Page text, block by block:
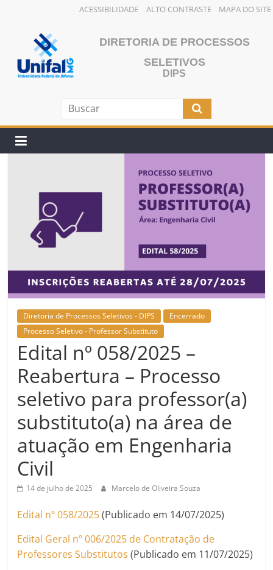
ACESSIBILIDADE ALTO CONTRASTE MAPA DO SITE
conteúdo
DIRETORIA DE PROCESSOS
SELETIVOS
DIPS
Diretoria de Processos Seletivos - DIPS
Encerrado
Processo Seletivo - Professor Substituto
Edital nº 058/2025 –
Reabertura – Processo
seletivo para professor(a)
substituto(a) na área de
atuação em Engenharia
Civil
14 de julho de 2025 Marcelo de Oliveira Souza
Edital nº 058/2025(Publicado em 14/07/2025)
Edital Geral nº 006/2025 de Contratação de
Professores Substitutos (Publicado em 11/07/2025)